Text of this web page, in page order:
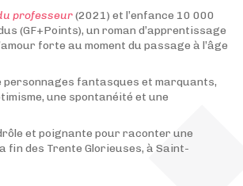
professeur(2021) et l’enfance 10 000
(GF+Points), un roman d’apprentissage
forte au moment du passage à l’âge
personnages fantasques et marquants,
une spontanéité et une
et poignante pour raconter une
fin des Trente Glorieuses, à Saint-